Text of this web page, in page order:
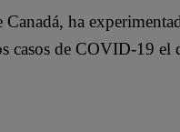
ha
casos de COVID-19